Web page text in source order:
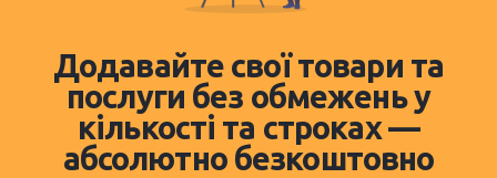
Додавайте свої товари та
послуги без обмежень у
кількості та строках —
абсолютно безкоштовно